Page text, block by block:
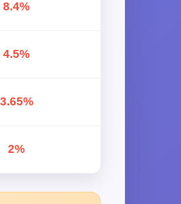
8.4%
4.5%
3.65%
2%